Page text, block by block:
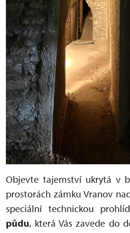
Objevte tajemství ukrytá v
prostorách zámku Vranov
speciální technickou
půdu, která Vás zavede do